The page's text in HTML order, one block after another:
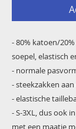
- 80% katoen/
soepel, elastisch
- normale
- steekzakken
- elastische
- S-3XL, dus ook
met een maatje